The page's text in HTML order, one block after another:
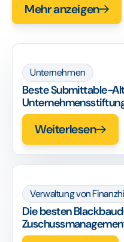
Mehr anzeigen
Unternehmen
Beste Submittable-
Weiterlesen
Verwaltung von
Die besten